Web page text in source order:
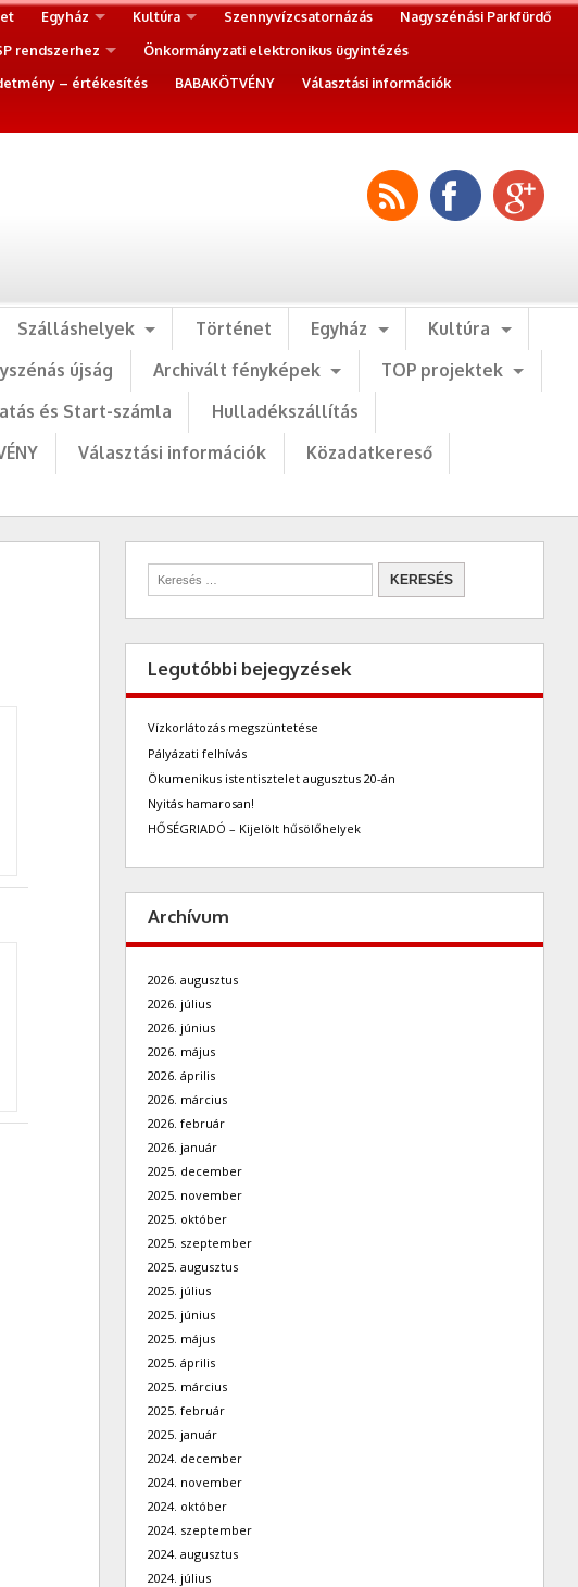
Egyház Kultúra Szennyvízcsatornázás
Nagyszénási Parkfürdő
rendszerhez
Önkormányzati elektronikus ügyintézés
– értékesítés BABAKÖTVÉNY
Választási információk
Szálláshelyek Történet Egyház
Kultúra
újság Archivált fényképek
TOP projektek
és Start-számla
Hulladékszállítás
Választási információk
Közadatkereső
Legutóbbi bejegyzések
Vízkorlátozás megszüntetése
Pályázati felhívás
Ökumenikus istentisztelet augusztus 20-án
Nyitás hamarosan!
HŐSÉGRIADÓ – Kijelölt hűsölőhelyek
Archívum
2026. augusztus
2026. július
2026. június
2026. május
2026. április
2026. március
2026. február
2026. január
2025. december
2025. november
2025. október
2025. szeptember
2025. augusztus
2025. július
2025. június
2025. május
2025. április
2025. március
2025. február
2025. január
2024. december
2024. november
2024. október
2024. szeptember
2024. augusztus
2024. július